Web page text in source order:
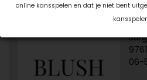
online kansspelen en dat je niet bent
06-